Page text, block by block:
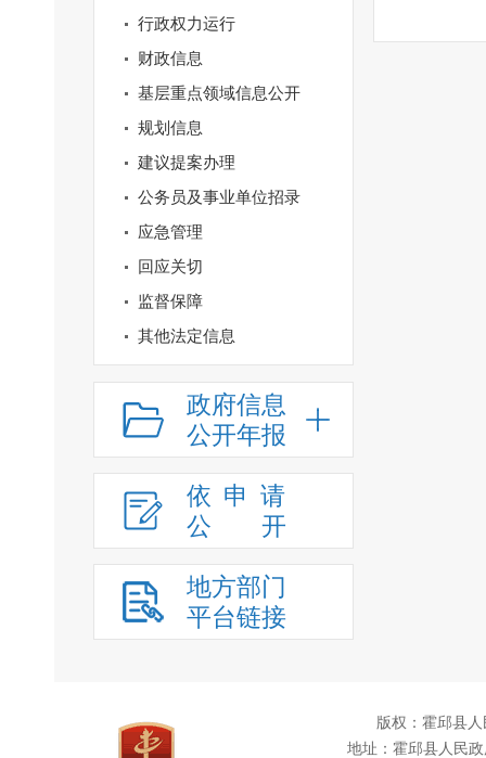
行政权力运行
财政信息
基层重点领域信息公开
规划信息
建议提案办理
公务员及事业单位招录
应急管理
回应关切
监督保障
其他法定信息
政府信息
公开年报
依申请
公
开
地方部门
平台链接
版权：霍邱县
地址：霍邱县人民